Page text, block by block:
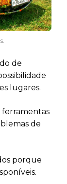
de
lugares.
ferramentas
de
porque